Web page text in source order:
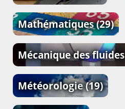
Mathématiques(29)
Mécanique des fluides
Météorologie(19)